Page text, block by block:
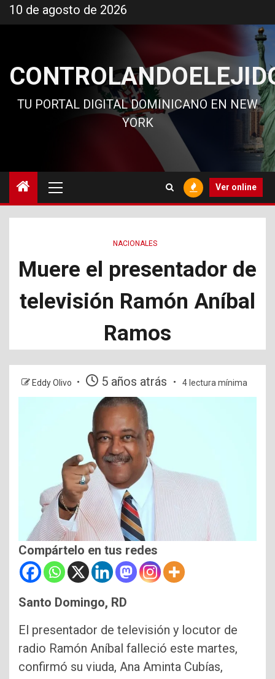
al
10 de agosto de 2026
TU PORTAL DIGITAL DOMINICANO EN NEW
YORK
principal
Ver online
NACIONALES
Muere el presentador de
televisión Ramón Aníbal
Ramos
Eddy Olivo 5 años atrás 4 lectura mínima
Compártelo en tus redes
Santo Domingo, RD
El presentador de televisión y locutor de
radio Ramón Aníbal falleció este martes,
confirmó su viuda, Ana Aminta Cubías,